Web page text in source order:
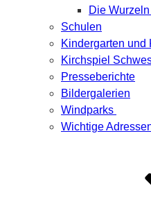
Die
Schulen
Kindergarten und
Kirchspiel
Presseberichte
Bildergalerien
Windparks
Wichtige